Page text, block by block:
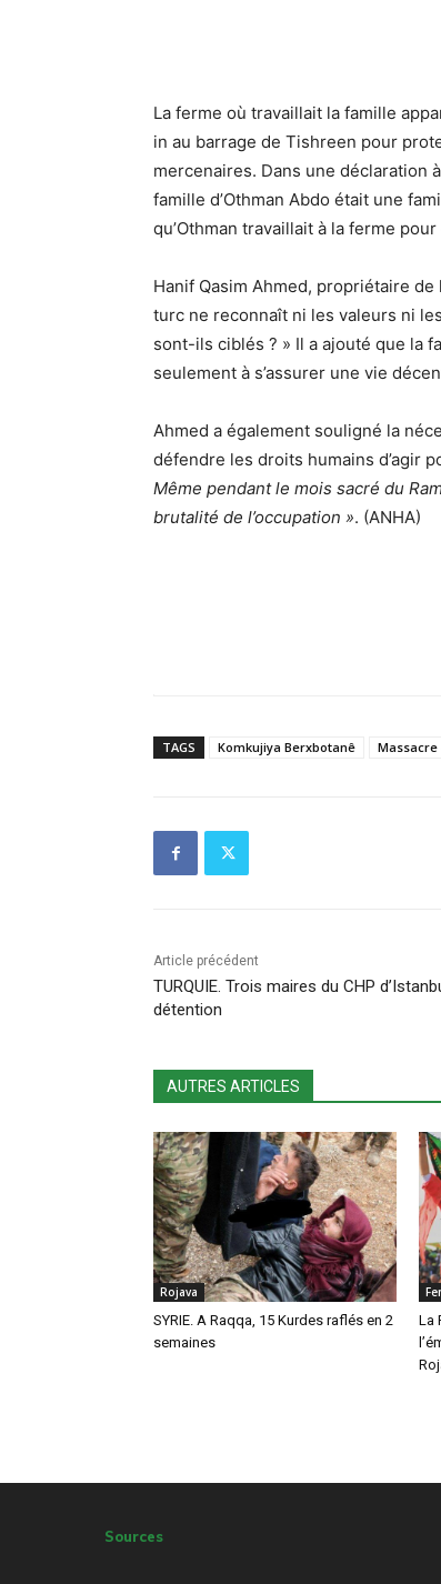
La ferme où travaillait la famille
in au barrage de Tishreen pour
mercenaires. Dans une déclaration
famille d’Othman Abdo était une
qu’Othman travaillait à la ferme
Hanif Qasim Ahmed, propriétaire de
turc ne reconnaît ni les valeurs ni
sont-ils ciblés ? » Il a ajouté que la
seulement à s’assurer une vie
Ahmed a également souligné la
défendre les droits humains d’agir
Même pendant le mois sacré du
brutalité de l’occupation ». (ANHA)
TAGS Komkujiya Berxbotanê Massacre
Article précédent
TURQUIE. Trois maires du CHP
détention
AUTRES ARTICLES
Rojava
SYRIE. A Raqqa, 15 Kurdes raflés en 2
semaines
La
Sources